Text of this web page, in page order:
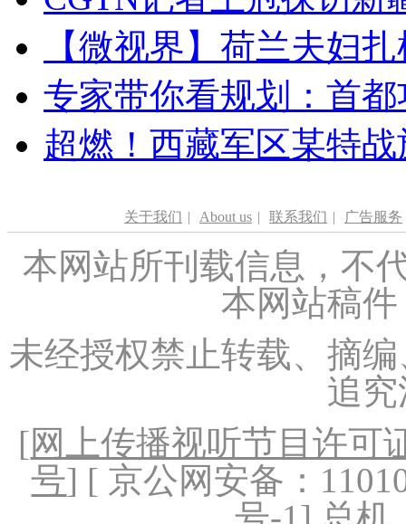
【微视界】荷兰夫妇
专家带你看规划：首
超燃！西藏军区某特
关于我们 | About us | 联系我们 | 广告服务
本网站所刊载信息，不
本网站稿
未经授权禁止转载、摘
追
[网上传播视听节目许可
号] [ 京公网安备：